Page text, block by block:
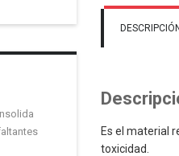
DESCRIPCIÓN
Es el material
toxicidad.